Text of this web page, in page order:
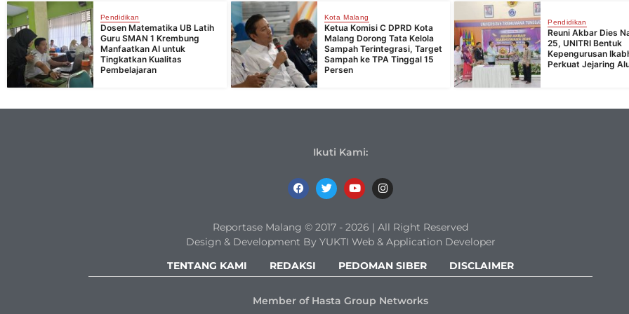
Pendidikan
Dosen Matematika UB Latih
Guru SMAN 1 Krembung
Manfaatkan AI untuk
Tingkatkan Kualitas
Pembelajaran
Kota Malang
Ketua Komisi C DPRD Kota
Malang Dorong Tata Kelola
Sampah Terintegrasi, Target
Sampah ke TPA Tinggal 15
Persen
Pendidikan
Reuni Akbar Dies
25, UNITRI Bentuk
Kepengurusan
Perkuat Jejaring
Ikuti Kami:
Reportase Malang © 2017 - 2026 | All Right Reserved
Design & Development By YUKTI Web & Application Developer
TENTANG KAMI
REDAKSI PEDOMAN SIBER DISCLAIMER
Member of Hasta Group Networks